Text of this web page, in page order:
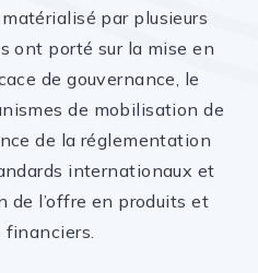
par plusieurs
ont porté sur la mise en
de gouvernance, le
de mobilisation de
de la réglementation
internationaux et
l’offre en produits et
financiers.